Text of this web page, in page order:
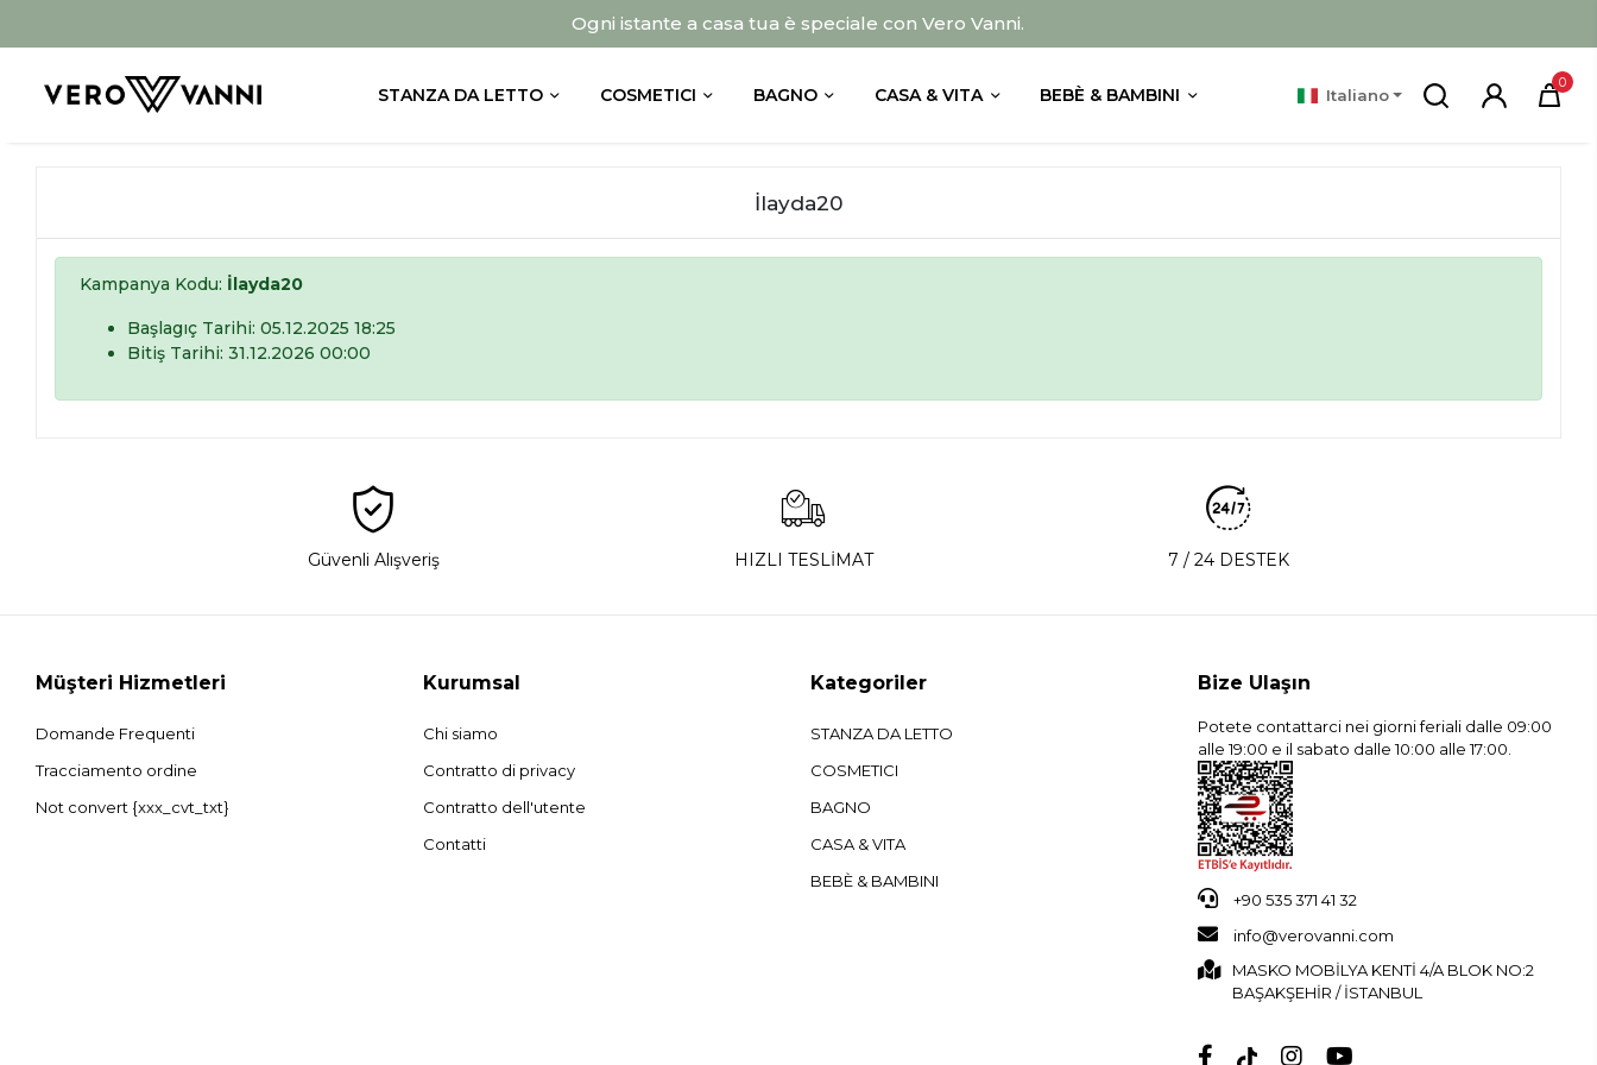
Ogni istante a casa tua è speciale con Vero Vanni.
STANZA DA LETTO COSMETICI BAGNO CASA & VITA BEBÈ & BAMBINI Italiano
0
İlayda20
Kampanya Kodu: İlayda20
Başlagıç Tarihi: 05.12.2025 18:25
Bitiş Tarihi: 31.12.2026 00:00
Güvenli Alışveriş HIZLI TESLİMAT 7 / 24 DESTEK
Müşteri Hizmetleri
Domande Frequenti
Tracciamento ordine
Not convert {xxx_cvt_txt}
Kurumsal
Chi siamo
Contratto di privacy
Contratto dell'utente
Contatti
Kategoriler
STANZA DA LETTO
COSMETICI
BAGNO
CASA & VITA
BEBÈ & BAMBINI
Bize Ulaşın
Potete contattarci nei giorni feriali dalle 09:00
alle 19:00 e il sabato dalle 10:00 alle 17:00.
+90 535 371 41 32
info@verovanni.com
MASKO MOBİLYA KENTİ 4/A BLOK NO:2
BAŞAKŞEHİR / İSTANBUL